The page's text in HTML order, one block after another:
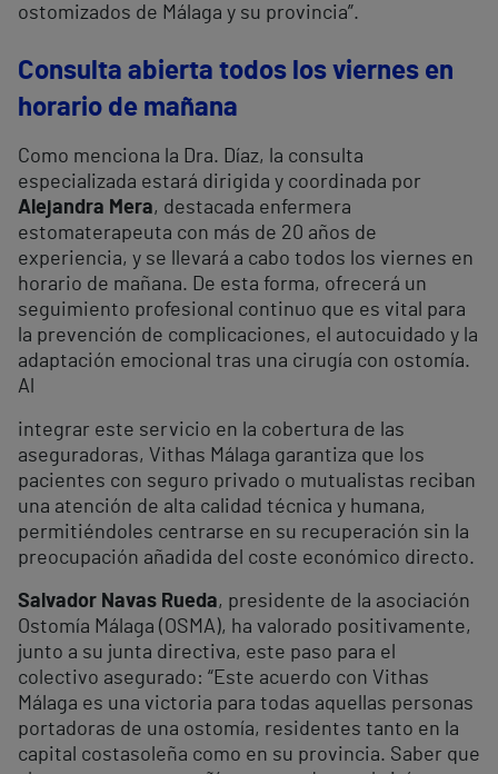
ostomizados de Málaga y su provincia”.
Consulta abierta todos los viernes en
horario de mañana
Como menciona la Dra. Díaz, la consulta
especializada estará dirigida y coordinada por
Alejandra Mera, destacada enfermera
estomaterapeuta con más de 20 años de
experiencia, y se llevará a cabo todos los viernes en
horario de mañana. De esta forma, ofrecerá un
seguimiento profesional continuo que es vital para
la prevención de complicaciones, el autocuidado y la
adaptación emocional tras una cirugía con ostomía.
Al
integrar este servicio en la cobertura de las
aseguradoras, Vithas Málaga garantiza que los
pacientes con seguro privado o mutualistas reciban
una atención de alta calidad técnica y humana,
permitiéndoles centrarse en su recuperación sin la
preocupación añadida del coste económico directo.
Salvador Navas Rueda, presidente de la asociación
Ostomía Málaga (OSMA), ha valorado positivamente,
junto a su junta directiva, este paso para el
colectivo asegurado: “Este acuerdo con Vithas
Málaga es una victoria para todas aquellas personas
portadoras de una ostomía, residentes tanto en la
capital costasoleña como en su provincia. Saber que